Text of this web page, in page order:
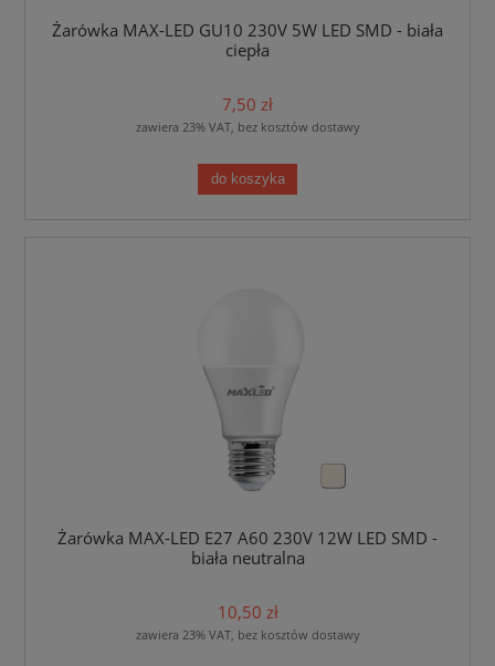
Żarówka MAX-LED GU10 230V 5W LED SMD - biała
ciepła
7,50 zł
zawiera 23% VAT, bez kosztów dostawy
do koszyka
Żarówka MAX-LED E27 A60 230V 12W LED SMD -
biała neutralna
10,50 zł
zawiera 23% VAT, bez kosztów dostawy